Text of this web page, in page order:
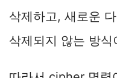
삭제하고, 새로운
삭제되지 않는 방